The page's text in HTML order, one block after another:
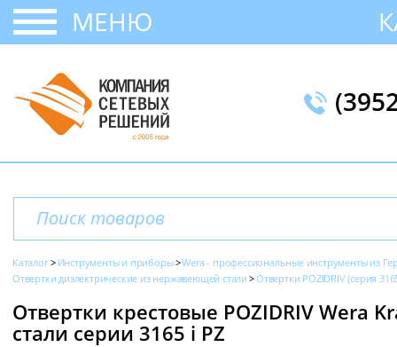
МЕНЮ
Каталог Инструменты и приборы
Wera - профессиональные инструменты из
Отвертки диэлектрические из нержавеющей стали
Отвертки POZIDRIV (серия
Отвертки крестовые POZIDRIV
стали серии 3165 i PZ